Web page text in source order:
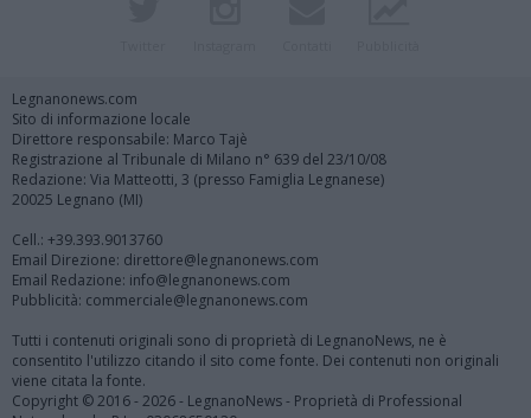
Legnanonews.com
Sito di informazione locale
Direttore responsabile: Marco Tajè
Registrazione al Tribunale di Milano n° 639 del 23/10/08
Redazione: Via Matteotti, 3 (presso Famiglia Legnanese)
20025 Legnano (MI)
Cell.: +39.393.9013760
Email Direzione: direttore@legnanonews.com
Email Redazione: info@legnanonews.com
Pubblicità: commerciale@legnanonews.com
Tutti i contenuti originali sono di proprietà di LegnanoNews, ne è
consentito l'utilizzo citando il sito come fonte. Dei contenuti non originali
viene citata la fonte.
Copyright © 2016 - 2026 - LegnanoNews - Proprietà di Professional